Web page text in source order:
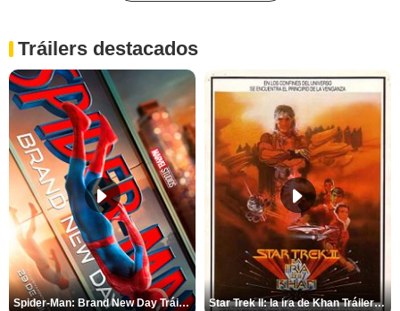
Tráilers destacados
Spider-Man: Brand New Day Tráiler (3) Star Trek II: la ira de Khan Tráiler VO